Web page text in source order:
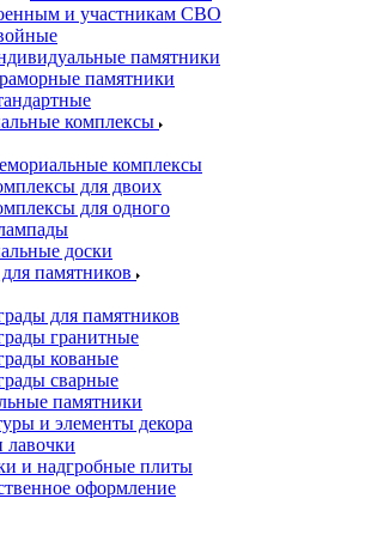
и участникам СВО
памятники
памятники
комплексы
комплексы
для двоих
для одного
доски
памятников
для памятников
гранитные
кованые
сварные
памятники
и элементы декора
и надгробные плиты
оформление